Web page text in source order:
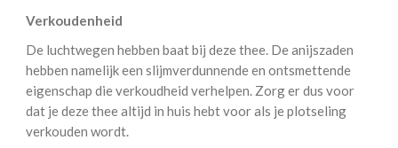
Verkoudenheid
De luchtwegen hebben baat bij deze thee. De anijszaden
hebben namelijk een slijmverdunnende en ontsmettende
eigenschap die verkoudheid verhelpen. Zorg er dus voor
dat je deze thee altijd in huis hebt voor als je plotseling
verkouden wordt.